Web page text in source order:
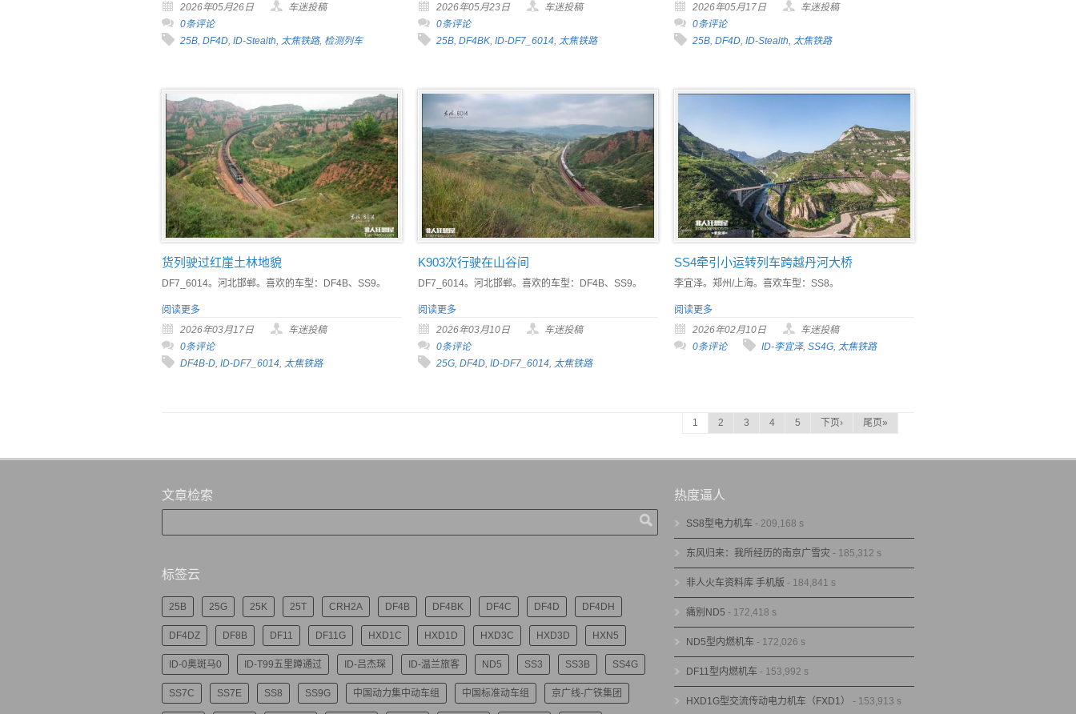
2026年05月26日
车迷投稿
0条评论
25B, DF4D, ID-Stealth, 太焦铁路, 检测列车
2026年05月23日
车迷投稿
0条评论
25B, DF4BK, ID-DF7_6014, 太焦铁路
2026年05月17日
车迷投稿
0条评论
25B, DF4D, ID-Stealth, 太焦铁路
货列驶过红崖土林地貌
DF7_6014。河北邯郸。喜欢的车型：DF4B、SS9。
阅读更多
2026年03月17日
车迷投稿
0条评论
DF4B-D ID-DF7_6014 太焦铁路
K903次行驶在山谷间
DF7_6014。河北邯郸。喜欢的车型：DF4B、SS9。
阅读更多
2026年03月10日
车迷投稿
0条评论
25G DF4D ID-DF7_6014 太焦铁路
SS4牵引小运转列车跨越丹河大桥
李宜泽。郑州/上海。喜欢车型：SS8。
阅读更多
2026年02月10日
车迷投稿
0条评论
ID-李宜泽, SS4G 太焦铁路
1 2 3 4 5 下页› 尾页»
文章检索
标签云
25B 25G 25K 25T CRH2A DF4B DF4BK DF4C DF4D DF4DH
DF4DZ DF8B DF11 DF11G HXD1C HXD1D HXD3C HXD3D HXN5
ID-0奥斑马0 ID-T99五里蹲通过 ID-吕杰琛 ID-温兰旅客 ND5 SS3 SS3B SS4G
SS7C SS7E SS8 SS9G 中国动力集中动车组 中国标准动车组 京广线-广铁集团
热度逼人
SS8型电力机车 - 209,168 s
东风归来：我所经历的南京广雪灾 - 185,312 s
非人火车资料库 手机版 - 184,841 s
痛别ND5 - 172,418 s
ND5型内燃机车 - 172,026 s
DF11型内燃机车 - 153,992 s
HXD1G型交流传动电力机车（FXD1） - 153,913 s